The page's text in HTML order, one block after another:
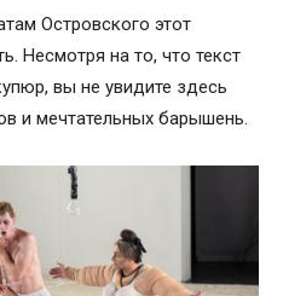
Островского этот
Несмотря на то, что текст
вы не увидите здесь
и мечтательных барышень.